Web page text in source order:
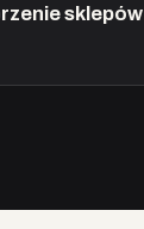
sklepów